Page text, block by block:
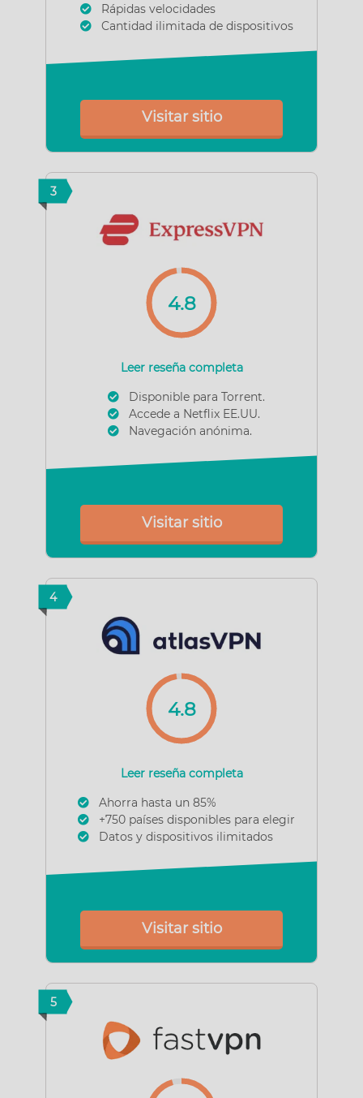
Rápidas velocidades
Cantidad ilimitada de dispositivos
Visitar sitio
3
4.8
Leer reseña completa
Disponible para Torrent.
Accede a Netflix EE.UU.
Navegación anónima.
Visitar sitio
4
4.8
Leer reseña completa
Ahorra hasta un 85%
+750 países disponibles para elegir
Datos y dispositivos ilimitados
Visitar sitio
5